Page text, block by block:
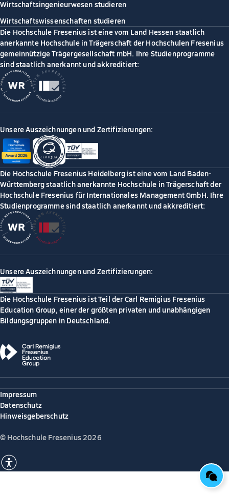
Wirtschaftsingenieurwesen studieren
Wirtschaftswissenschaften studieren
Die Hochschule Fresenius ist eine vom Land Hessen staatlich
anerkannte Hochschule in Trägerschaft der Hochschulen Fresenius
gemeinnützige Trägergesellschaft mbH. Ihre Studienprogramme
sind staatlich anerkannt und akkreditiert:
Unsere Auszeichnungen und Zertifizierungen:
Die Hochschule Fresenius Heidelberg ist eine vom Land Baden-
Württemberg staatlich anerkannte Hochschule in Trägerschaft der
Hochschule Fresenius für Internationales Management GmbH. Ihre
Studienprogramme sind staatlich anerkannt und akkreditiert:
Unsere Auszeichnungen und Zertifizierungen:
Die Hochschule Fresenius ist Teil der Carl Remigius Fresenius
Education Group, einer der größten privaten und unabhängigen
Bildungsgruppen in Deutschland.
Impressum
Datenschutz
Hinweisgeberschutz
© Hochschule Fresenius 2026